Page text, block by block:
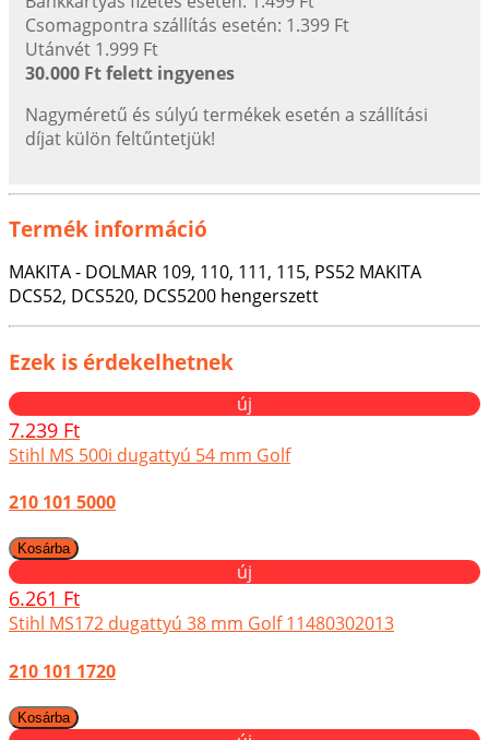
Csomagpontra szállítás esetén: 1.399 Ft
Utánvét 1.999 Ft
30.000 Ft felett ingyenes
Nagyméretű és súlyú termékek esetén a szállítási
díjat külön feltűntetjük!
Termék információ
MAKITA - DOLMAR 109, 110, 111, 115, PS52 MAKITA
DCS52, DCS520, DCS5200 hengerszett
Ezek is érdekelhetnek
új
7.239 Ft
Stihl MS 500i dugattyú 54 mm Golf
210 101 5000
új
6.261 Ft
Stihl MS172 dugattyú 38 mm Golf 11480302013
210 101 1720